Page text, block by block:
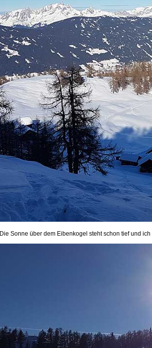
Die Sonne über dem Eibenkogel steht schon tief und